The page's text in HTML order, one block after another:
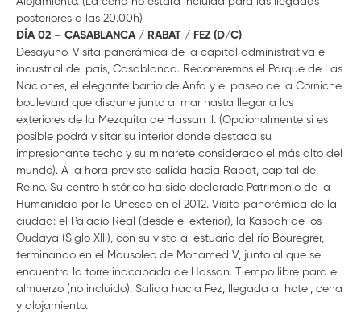
posteriores a las 20.00h)
DÍA 02 – CASABLANCA / RABAT / FEZ (D/C)
Desayuno. Visita panorámica de la capital administrativa e
industrial del país, Casablanca. Recorreremos el Parque de Las
Naciones, el elegante barrio de Anfa y el paseo de la Corniche,
boulevard que discurre junto al mar hasta llegar a los
exteriores de la Mezquita de Hassan II. (Opcionalmente si es
posible podrá visitar su interior donde destaca su
impresionante techo y su minarete considerado el más alto del
mundo). A la hora prevista salida hacia Rabat, capital del
Reino. Su centro histórico ha sido declarado Patrimonio de la
Humanidad por la Unesco en el 2012. Visita panorámica de la
ciudad: el Palacio Real (desde el exterior), la Kasbah de los
Oudaya (Siglo XIII), con su vista al estuario del río Bouregrer,
terminando en el Mausoleo de Mohamed V, junto al que se
encuentra la torre inacabada de Hassan. Tiempo libre para el
almuerzo (no incluido). Salida hacia Fez, llegada al hotel, cena
y alojamiento.